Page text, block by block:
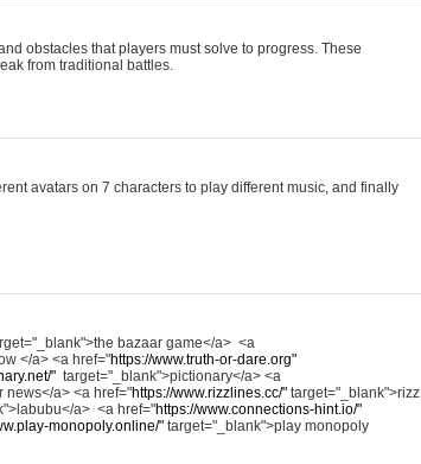
obstacles that players must solve to progress. These
from traditional battles.
avatars on 7 characters to play different music, and finally
bazaar game</a> <a
</a> <a href="https://www.truth-or-dare.org"
" target="_blank">pictionary</a> <a
news</a> <a href="https://www.rizzlines.cc/" target="_blank">rizz
a> <a href="https://www.connections-hint.io/"
monopoly.online/" target="_blank">play monopoly